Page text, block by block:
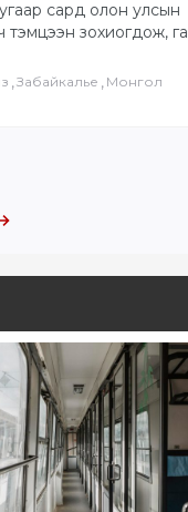
сард олон улсын
тэмцээн зохиогдож,
буюу…
, Забайкалье , Монгол